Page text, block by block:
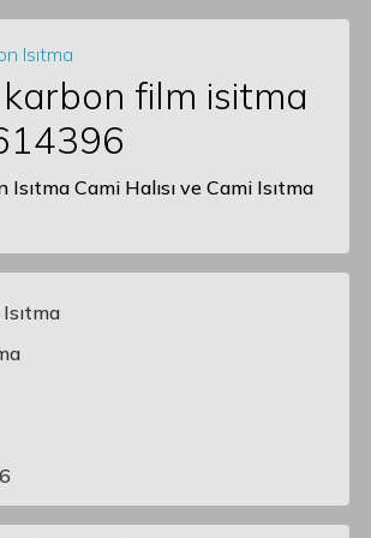
film isitma
Isıtma Cami Halısı ve Cami Isıtma